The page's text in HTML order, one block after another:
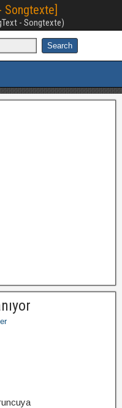
Songtexte]
- Songtexte)